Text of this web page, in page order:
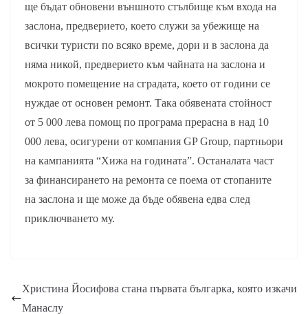
ще бъдат обновени външното стълбище към входа на
заслона, предверието, което служи за убежище на
всички туристи по всяко време, дори и в заслона да
няма никой, предверието към чайната на заслона и
мокрото помещение на сградата, което от години се
нуждае от основен ремонт. Така обявената стойност
от 5 000 лева помощ по програма прерасна в над 10
000 лева, осигурени от компания GP Group, партньори
на кампанията “Хижа на годината”. Останалата част
за финансирането на ремонта се поема от стопаните
на заслона и ще може да бъде обявена едва след
приключването му.
Христина Йосифова стана първата българка, която изкачи
Манаслу